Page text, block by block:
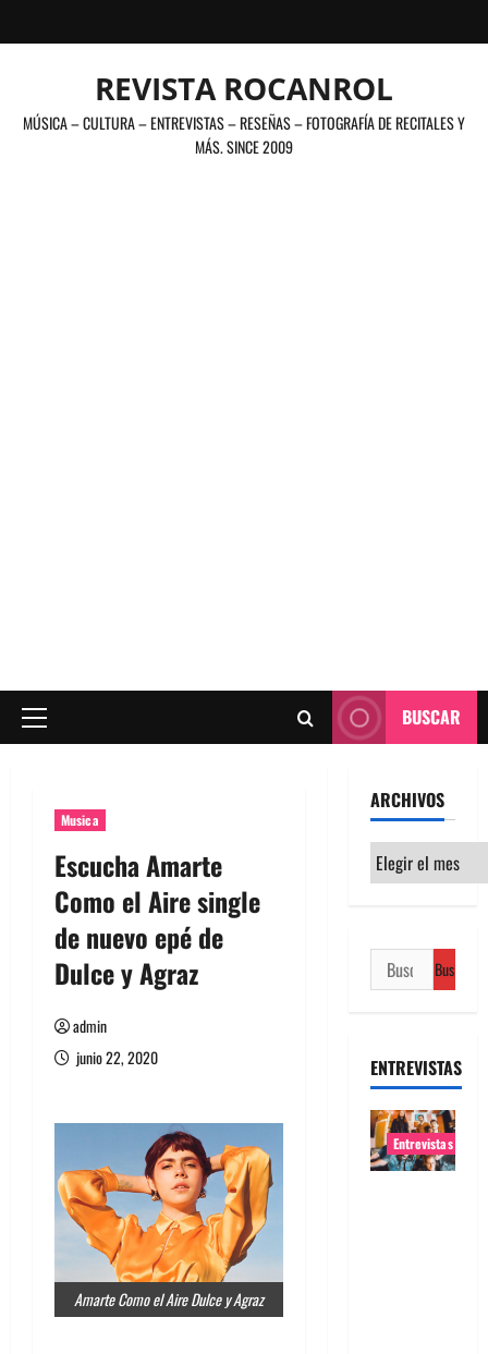
al
REVISTA ROCANROL
MÚSICA – CULTURA – ENTREVISTAS – RESEÑAS – FOTOGRAFÍA DE RECITALES Y
MÁS. SINCE 2009
Menú
BUSCAR
Musica
Escucha Amarte
Como el Aire single
de nuevo epé de
Dulce y Agraz
admin
junio 22, 2020
Amarte Como el Aire Dulce y Agraz
ARCHIVOS
Archivos
Buscar:
ENTREVISTAS
Entrevistas